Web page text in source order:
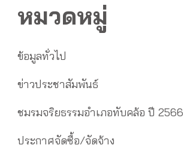
หมวดหมู่
ข้อมูลทั่วไป
ข่าวประชาสัมพันธ์
ชมรมจริยธรรมอำเภอทับคล้อ ปี 2566
ประกาศจัดซื้อ/จัดจ้าง